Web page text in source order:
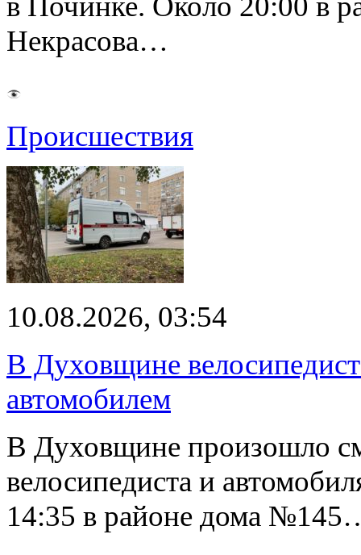
Некрасова…
Происшествия
10.08.2026, 03:54
В Духовщине
автомобилем
В Духовщине произошло
велосипедиста и
14:35 в районе дома